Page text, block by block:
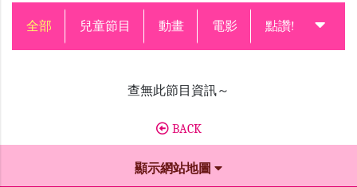
全部 兒童節目 動畫 電影 點讚!升級中
查無此節目資訊～
BACK
顯示網站地圖